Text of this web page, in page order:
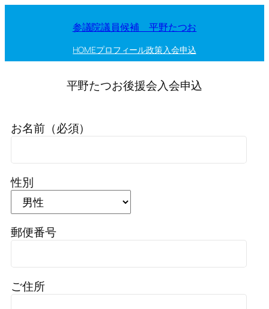
参議院議員候補 平野たつお
HOMEプロフィール政策入会申込
平野たつお後援会入会申込
お名前（必須）
性別
郵便番号
ご住所